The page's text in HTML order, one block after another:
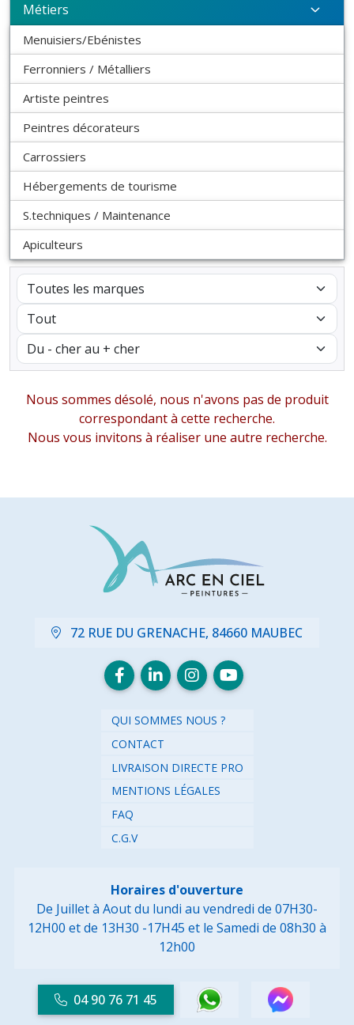
Métiers
Menuisiers/Ebénistes
Ferronniers / Métalliers
Artiste peintres
Peintres décorateurs
Carrossiers
Hébergements de tourisme
S.techniques / Maintenance
Apiculteurs
Nous sommes désolé, nous n'avons pas de produit
correspondant à cette recherche.
Nous vous invitons à réaliser une autre recherche.
72 RUE DU GRENACHE, 84660 MAUBEC
QUI SOMMES NOUS ?
CONTACT
LIVRAISON DIRECTE PRO
MENTIONS LÉGALES
FAQ
C.G.V
Horaires d'ouverture
De Juillet à Aout du lundi au vendredi de 07H30-
12H00 et de 13H30 -17H45 et le Samedi de 08h30 à
12h00
04 90 76 71 45